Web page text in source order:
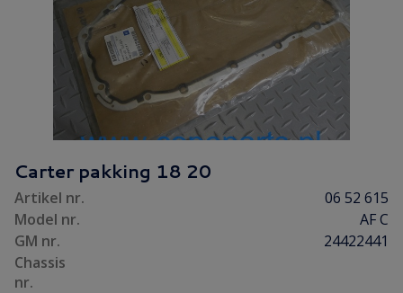
Carter pakking 18 20
Artikel nr.
06 52 615
Model nr.
AF C
GM nr.
24422441
Chassis
nr.